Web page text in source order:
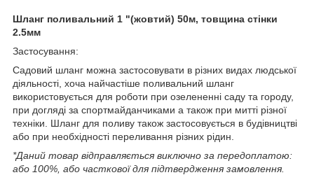
Шланг поливальний 1 "(жовтий) 50м, товщина стінки
2.5мм
Застосування:
Садовий шланг можна застосовувати в різних видах людської
діяльності, хоча найчастіше поливальний шланг
використовується для роботи при озелененні саду та городу,
при догляді за спортмайданчиками а також при митті різної
техніки. Шланг для поливу також застосовується в будівництві
або при необхідності переливання різних рідин.
*Даний товар відправляється виключно за передоплатою:
або 100%, або часткової для підтвердження замовлення.